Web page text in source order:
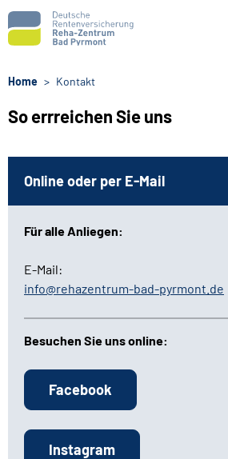
Navigation überspringen
Home Kontakt
So errreichen Sie uns
Online oder per E-Mail
Für alle Anliegen:
E-Mail:
info@rehazentrum-bad-pyrmont.de
Besuchen Sie uns online:
Facebook
Instagram